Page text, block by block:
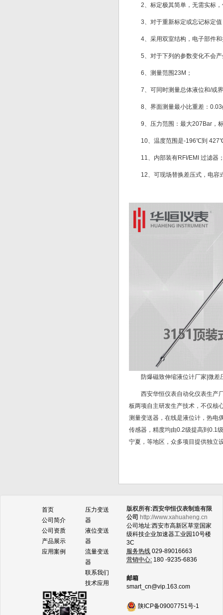
2、标定极其简单，无需实标
3、对于重新标定或忘记标定
4、采用双室结构，电子部件
5、对于下列的参数变化不会
6、测量范围23M；
7、可同时测量总体液位和/或
8、界面测量最小比重差：
9、压力范围：最大207Bar，
10、温度范围是-196℃到
11、内部装有RFI/EMI 过滤器
12、可现场替换差压式，电容
防爆磁致伸缩液位计厂家|微
西安华恒仪表自动化仪表生产
板两项自主研发生产技术，不仅核
测量变送器，在线是液位计，热电
传感器，精度均由0.2级提高到0.1
宁夏，等地区，众多项目提供独立
首页
公司简介
公司资质
产品展示
应用案例
压力变送
器
液位变送
器
流量变送
器
联系我们
技术应用
版权所有:西安华恒仪表制造有限
公司 http://www.xahuaheng.cn
公司地址:西安市高新区草堂国家
级科技企业加速器工业园10号楼
3C
服务热线 029-89016663
营销中心: 180 -9235-6836
邮箱
smart_cn@vip.163.com
陕ICP备09007751号-1